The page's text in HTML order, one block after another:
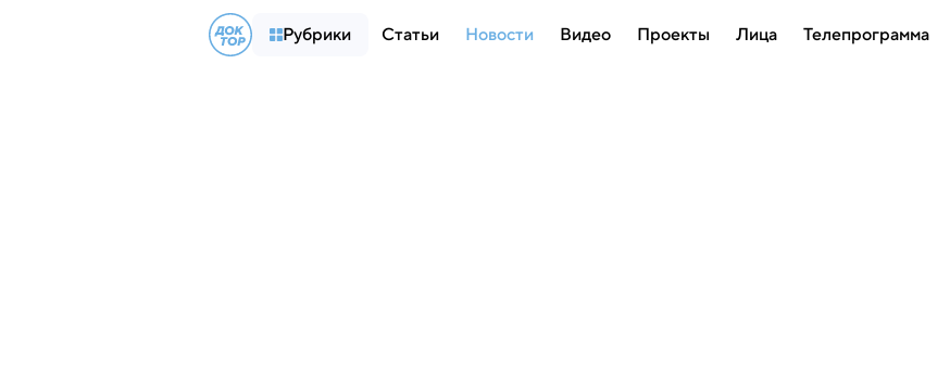
Рубрики Статьи Новости Видео Проекты Лица Телепрограмма